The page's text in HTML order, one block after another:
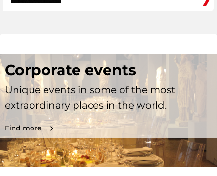
Corporate events
Unique events in some of the most
extraordinary places in the world.
Find more